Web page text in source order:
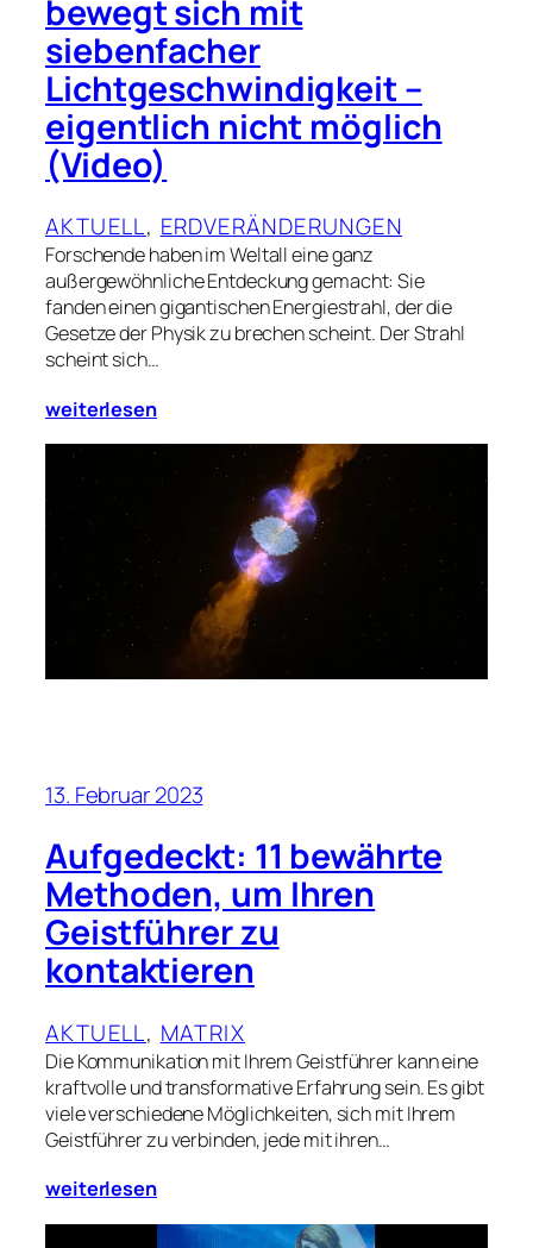
bewegt sich mit
siebenfacher
Lichtgeschwindigkeit –
eigentlich nicht möglich
(Video)
AKTUELL, ERDVERÄNDERUNGEN
Forschende haben im Weltall eine ganz
außergewöhnliche Entdeckung gemacht: Sie
fanden einen gigantischen Energiestrahl, der die
Gesetze der Physik zu brechen scheint. Der Strahl
scheint sich…
weiterlesen
13. Februar 2023
Aufgedeckt: 11 bewährte
Methoden, um Ihren
Geistführer zu
kontaktieren
AKTUELL, MATRIX
Die Kommunikation mit Ihrem Geistführer kann eine
kraftvolle und transformative Erfahrung sein. Es gibt
viele verschiedene Möglichkeiten, sich mit Ihrem
Geistführer zu verbinden, jede mit ihren…
weiterlesen